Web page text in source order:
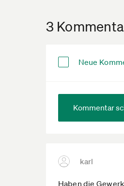
3
Neue
Kommentar
karl
Haben die